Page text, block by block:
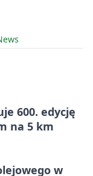
600. edycję
na 5 km
w